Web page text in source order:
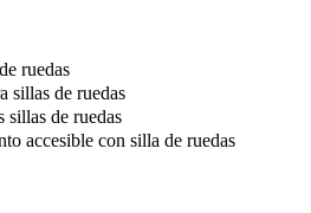
ruedas
sillas de ruedas
sillas de ruedas
accesible con silla de ruedas